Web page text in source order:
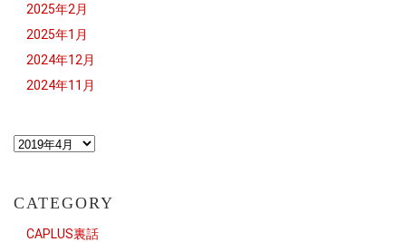
2025年2月
2025年1月
2024年12月
2024年11月
CATEGORY
CAPLUS裏話